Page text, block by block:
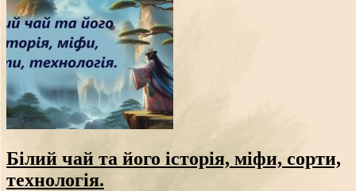
Білий чай та його історія, міфи, сорти,
технологія.